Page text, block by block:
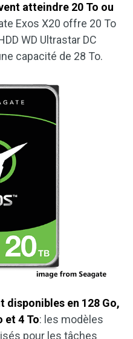
atteindre 20 To ou
Exos X20 offre 20 To
WD Ultrastar DC
capacité de 28 To.
disponibles en 128 Go,
et 4 To: les modèles
pour les tâches